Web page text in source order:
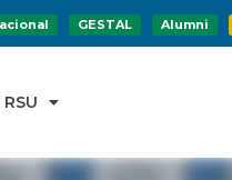
GESTAL Alumni
RSU